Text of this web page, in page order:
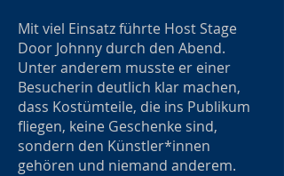
Mit viel Einsatz führte Host Stage
Door Johnny durch den Abend.
Unter anderem musste er einer
Besucherin deutlich klar machen,
dass Kostümteile, die ins Publikum
fliegen, keine Geschenke sind,
sondern den Künstler*innen
gehören und niemand anderem.